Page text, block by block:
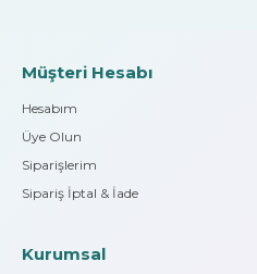
Müşteri Hesabı
Hesabım
Üye Olun
Siparişlerim
Sipariş İptal & İade
Kurumsal